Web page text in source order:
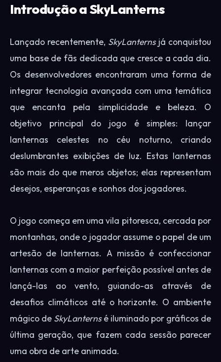
Introdução a SkyLanterns
Lançado recentemente, SkyLanternsjá conquistou
uma base de fãs dedicada que cresce a cada dia.
Os desenvolvedores encontraram uma forma de
integrar tecnologia avançada com uma temática
que encanta pela simplicidade e beleza. O
objetivo principal do jogo é simples: lançar
lanternas celestes no céu noturno, criando
deslumbrantes exibições de luz. Estas lanternas
são mais do que meros objetos; elas representam
desejos, esperanças e sonhos dos jogadores.
O jogo começa em uma vila pitoresca, cercada por
montanhas, onde o jogador assume o papel de um
artesão de lanternas. A missão é confeccionar
lanternas com a maior perfeição possível antes de
lançá-las ao vento, guiando-as através de
desafios climáticos até o horizonte. O ambiente
mágico de SkyLanternsé iluminado por gráficos de
última geração, que fazem cada sessão parecer
uma obra de arte animada.